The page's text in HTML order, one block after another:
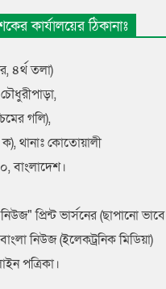
কার্যালয়ের ঠিকানাঃ
৪র্থ তলা)
গলি),
থানাঃ কোতোয়ালী
বাংলাদেশ।
প্রিন্ট ভার্সনের (ছাপানো ভাবে
নিউজ (ইলেকট্রনিক মিডিয়া)
পত্রিকা।